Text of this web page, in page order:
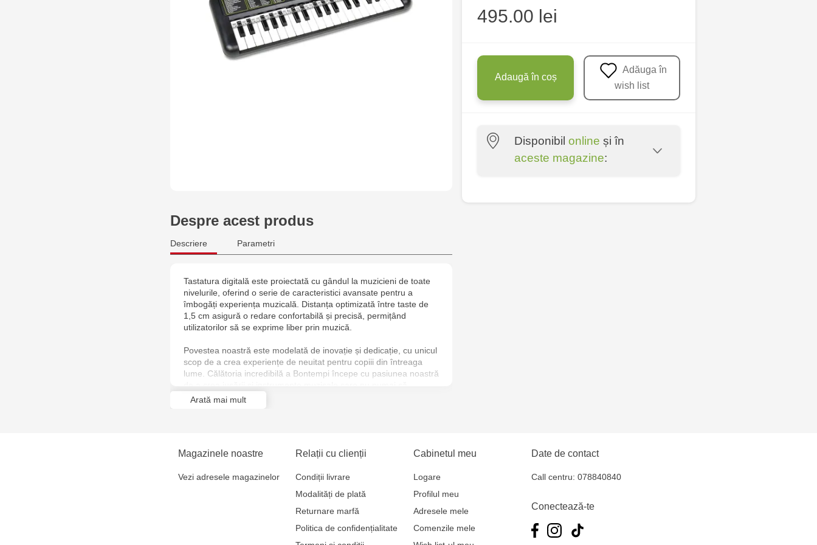
495.00 lei
Adaugă în coș
wish list
Disponibil online și în
aceste magazine:
6
Despre acest produs
Descriere Parametri
Tastatura digitală este proiectată cu gândul la muzicieni de toate
nivelurile, oferind o serie de caracteristici avansate pentru a
îmbogăți experiența muzicală. Distanța optimizată între taste de
1,5 cm asigură o redare confortabilă și precisă, permițând
utilizatorilor să se exprime liber prin muzică.
Povestea noastră este modelată de inovație și dedicație, cu unicul
scop de a crea experiențe de neuitat pentru copiii din întreaga
lume. Călătoria incredibilă a Bontempi începe cu pasiunea noastră
distrează, dar și încurajează creativitatea și dezvoltarea cognitivă.
Arată mai mult
Magazinele noastre
Vezi adresele magazinelor
Relații cu clienții
Condiții livrare
Modalități de plată
Returnare marfă
Politica de confidențialitate
Cabinetul meu
Logare
Profilul meu
Adresele mele
Comenzile mele
Date de contact
Call centru: 078840840
Conectează-te